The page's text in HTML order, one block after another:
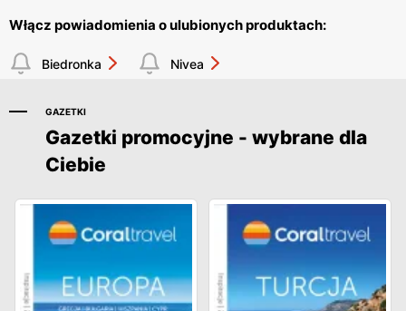
Włącz powiadomienia o ulubionych produktach:
Biedronka Nivea
GAZETKI
Gazetki promocyjne - wybrane dla
Ciebie